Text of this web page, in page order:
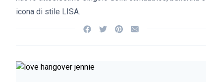
icona di stile LISA.